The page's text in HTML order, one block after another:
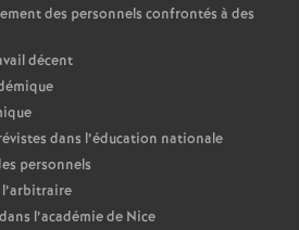
des personnels confrontés à des
décent
dans l’éducation nationale
personnels
l’académie de Nice